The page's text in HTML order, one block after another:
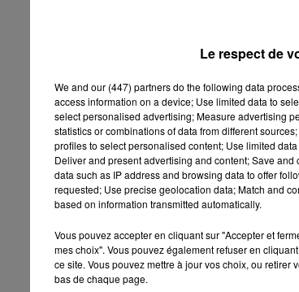
Le respect de
We and our (447) partnersdo the following data
access information on a device; Use limited data to
select personalised advertising; Measure advertising
statistics or combinations of data from different
profiles to select personalised content; Use limited
Deliver and present advertising and content; Save
data such as IP address and browsing data to offer
requested; Use precise geolocation data; Match and
based on information transmitted automatically.
Vous pouvez accepter en cliquant sur "Accepter et
mes choix". Vous pouvez également refuser en
ce site. Vous pouvez mettre à jour vos choix, ou
bas de chaque page.